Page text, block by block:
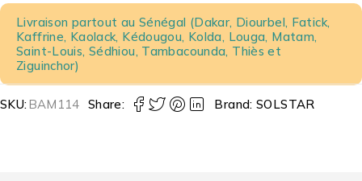
Livraison partout au Sénégal (Dakar, Diourbel, Fatick,
Kaffrine, Kaolack, Kédougou, Kolda, Louga, Matam,
Saint-Louis, Sédhiou, Tambacounda, Thiès et
Ziguinchor)
SKU:BAM114 Share: Brand: SOLSTAR